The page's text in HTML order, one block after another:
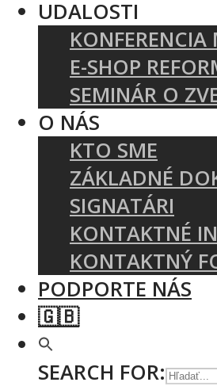
UDALOSTI
E-SHOP
SEMINÁR O
O NÁS
KTO SME
ZÁKLADNÉ
SIGNATÁRI
KONTAKTNÉ
KONTAKTNÝ
PODPORTE NÁS
🇬🇧
SEARCH FOR: